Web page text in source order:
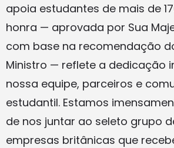
apoia estudantes de mais de
honra — aprovada por Sua
com base na recomendação
Ministro — reflete a dedicação
nossa equipe, parceiros e
estudantil. Estamos
de nos juntar ao seleto grupo
empresas britânicas que